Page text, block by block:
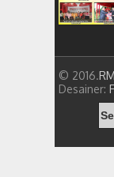
© 2016.
Desainer: